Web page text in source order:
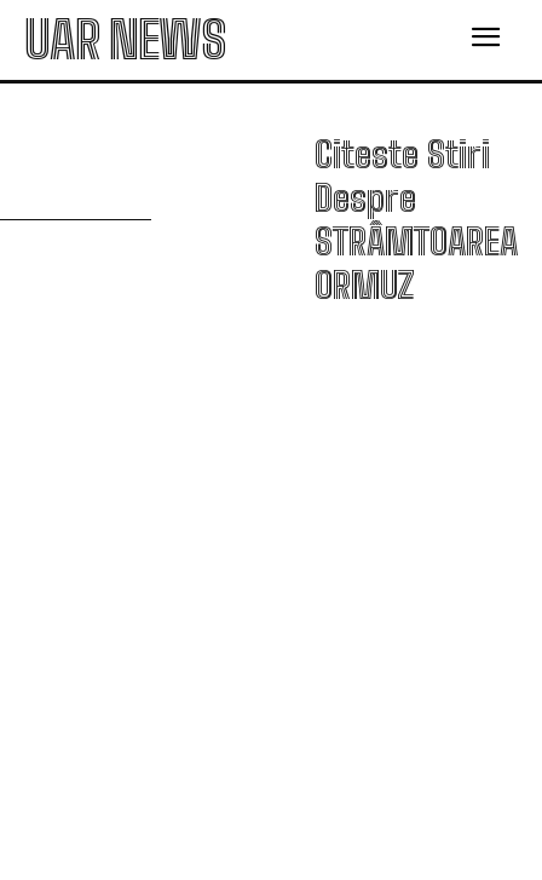
UAR NEWS
Citeste Stiri
Despre
STRÂMTOAREA
ORMUZ
S